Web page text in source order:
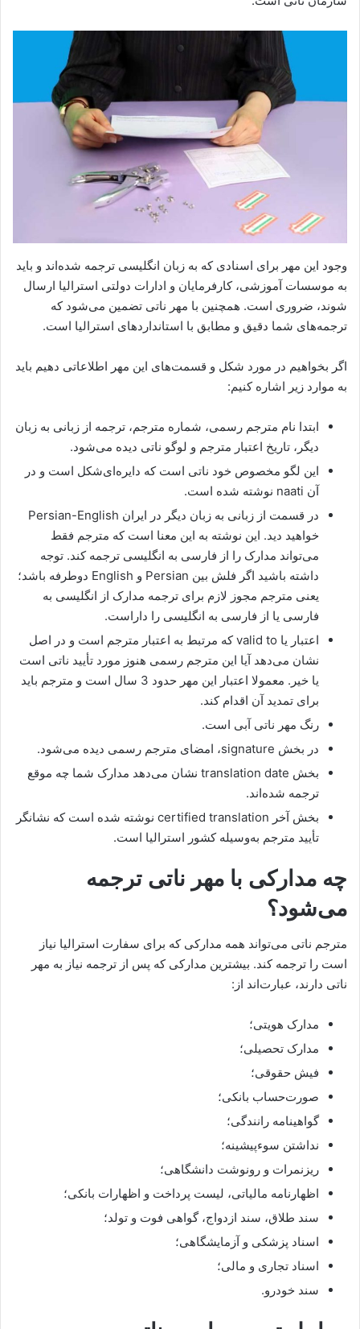
وجود این مهر برای اسنادی که به زبان انگلیسی ترجمه شده‌اند و باید
به موسسات آموزشی، کارفرمایان و ادارات دولتی استرالیا ارسال
شوند، ضروری است. همچنین با مهر ناتی تضمین می‌شود که
ترجمه‌های شما دقیق و مطابق با استانداردهای استرالیا است.
اگر بخواهیم در مورد شکل و قسمت‌های این مهر اطلاعاتی دهیم باید
به موارد زیر اشاره کنیم:
ابتدا نام مترجم رسمی، شماره مترجم، ترجمه از زبانی به زبان
دیگر، تاریخ اعتبار مترجم و لوگو ناتی دیده می‌شود.
این لگو مخصوص خود ناتی است که دایره‌ای‌شکل است و در
آن naati نوشته شده است.
در قسمت از زبانی به زبان دیگر در ایران Persian-English
خواهید دید. این نوشته به این معنا است که مترجم فقط
می‌تواند مدارک را از فارسی به انگلیسی ترجمه کند. توجه
داشته باشید اگر فلش بین Persian و English دوطرفه باشد؛
یعنی مترجم مجوز لازم برای ترجمه مدارک از انگلیسی به
فارسی یا از فارسی به انگلیسی را داراست.
اعتبار یا valid to که مرتبط به اعتبار مترجم است و در اصل
نشان می‌دهد آیا این مترجم رسمی هنوز مورد تأیید ناتی است
یا خیر. معمولا اعتبار این مهر حدود 3 سال است و مترجم باید
برای تمدید آن اقدام کند.
رنگ مهر ناتی آبی است.
در بخش signature، امضای مترجم رسمی دیده می‌شود.
بخش translation date نشان می‌دهد مدارک شما چه موقع
ترجمه شده‌اند.
بخش آخر certified translation نوشته شده است که نشانگر
تأیید مترجم به‌وسیله کشور استرالیا است.
چه مدارکی با مهر ناتی ترجمه
می‌شود؟
مترجم ناتی می‌تواند همه مدارکی که برای سفارت استرالیا نیاز
است را ترجمه کند. بیشترین مدارکی که پس از ترجمه نیاز به مهر
ناتی دارند، عبارت‌اند از:
مدارک هویتی؛
مدارک تحصیلی؛
فیش حقوقی؛
صورت‌حساب بانکی؛
گواهینامه رانندگی؛
نداشتن سوءپیشینه؛
ریزنمرات و رونوشت دانشگاهی؛
اظهارنامه مالیاتی، لیست پرداخت و اظهارات بانکی؛
سند طلاق، سند ازدواج، گواهی فوت و تولد؛
اسناد پزشکی و آزمایشگاهی؛
اسناد تجاری و مالی؛
سند خودرو.